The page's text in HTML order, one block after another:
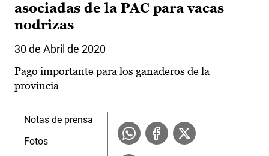
asociadas de la PAC para vacas
nodrizas
30 de Abril de 2020
Pago importante para los ganaderos de la
provincia
Notas de prensa
Fotos